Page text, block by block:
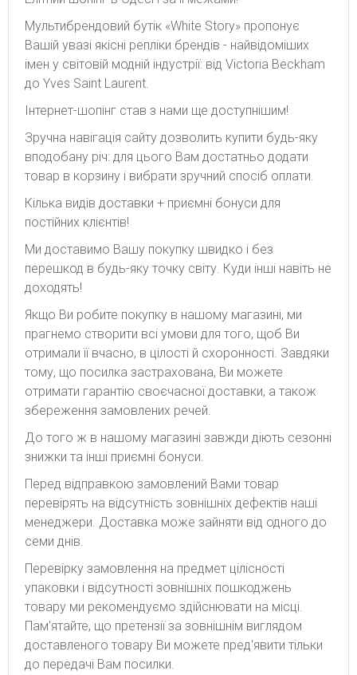
Мультибрендовий бутік «White Story» пропонує
Вашій увазі якісні репліки брендів - найвідоміших
імен у світовій модній індустрії: від Victoria Beckham
до Yves Saint Laurent.
Інтернет-шопінг став з нами ще доступнішим!
Зручна навігація сайту дозволить купити будь-яку
вподобану річ: для цього Вам достатньо додати
товар в корзину і вибрати зручний спосіб оплати.
Кілька видів доставки + приємні бонуси для
постійних клієнтів!
Ми доставимо Вашу покупку швидко і без
перешкод в будь-яку точку світу. Куди інші навіть не
доходять!
Якщо Ви робите покупку в нашому магазині, ми
прагнемо створити всі умови для того, щоб Ви
отримали її вчасно, в цілості й схоронності. Завдяки
тому, що посилка застрахована, Ви можете
отримати гарантію своєчасної доставки, а також
збереження замовлених речей.
До того ж в нашому магазині завжди діють сезонні
знижки та інші приємні бонуси.
Перед відправкою замовлений Вами товар
перевірять на відсутність зовнішніх дефектів наші
менеджери. Доставка може зайняти від одного до
семи днів.
Перевірку замовлення на предмет цілісності
упаковки і відсутності зовнішніх пошкоджень
товару ми рекомендуємо здійснювати на місці.
Пам'ятайте, що претензії за зовнішнім виглядом
доставленого товару Ви можете пред'явити тільки
до передачі Вам посилки.